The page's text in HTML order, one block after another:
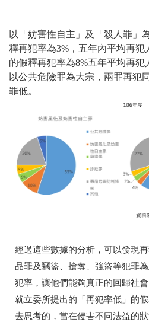
以「妨害性自主」及「殺人罪」
釋再犯率為3%，五年內平均再犯
的假釋再犯率為8%五年平均再
以公共危險罪為大宗，兩罪再犯
罪低。
經過這些數據的分析，可以發現
品罪及竊盜、搶奪、強盜等犯罪
犯率，讓他們能夠真正的回歸社
就立委所提出的「再犯率低」的
去思考的，當在侵害不同法益的